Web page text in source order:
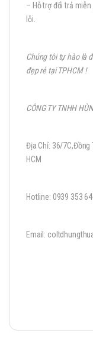
– Hỗ trợ đổi trả
lỗi.
Chúng tôi tự hào là
đẹp rẻ tại TPHCM !
CÔNG TY TNHH
Địa Chỉ: 36/7C,Đồng
HCM
Hotline: 0939 353
Email: